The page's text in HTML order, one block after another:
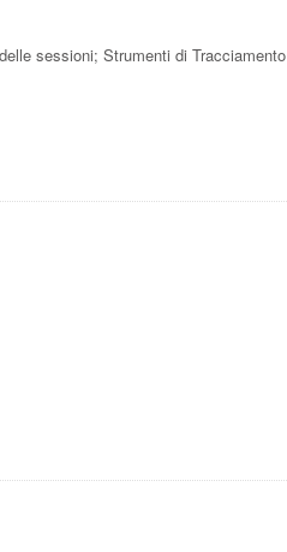
sessioni; Strumenti di Tracciamento